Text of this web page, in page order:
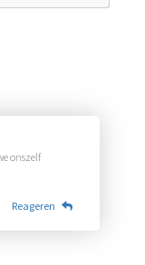
onszelf
Reageren